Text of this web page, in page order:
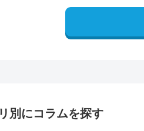
別にコラムを探す